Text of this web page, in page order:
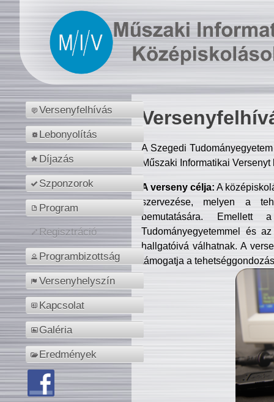
Versenyfelhívás
Lebonyolítás
Díjazás
Szponzorok
Program
Regisztráció
Programbizottság
Versenyhelyszín
Kapcsolat
Galéria
Eredmények
A Szegedi
Műszaki Informatikai
A verseny célja: A
szervezése, melyen a
bemutatására. Emellett
Tudományegyetemmel és
hallgatóivá válhatnak. A
támogatja a